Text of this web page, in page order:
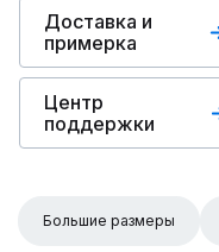
Доставка и
примерка
Центр
поддержки
Большие размеры